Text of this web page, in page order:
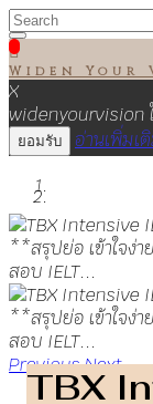

Widen Your
X
widenyourvision
ยอมรับ อ่านเพิ่มเ
PreviousNext
TBX